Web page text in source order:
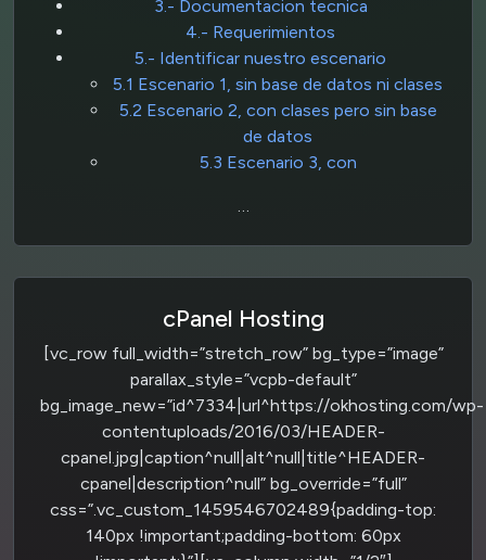
3.- Documentacion tecnica
4.- Requerimientos
5.- Identificar nuestro escenario
5.1 Escenario 1, sin base de datos ni clases
5.2 Escenario 2, con clases pero sin base
de datos
5.3 Escenario 3, con
…
cPanel Hosting
[vc_row full_width=”stretch_row” bg_type=”image”
parallax_style=”vcpb-default”
bg_image_new=”id^7334|url^https://okhosting.com/wp-
contentuploads/2016/03/HEADER-
cpanel.jpg|caption^null|alt^null|title^HEADER-
cpanel|description^null” bg_override=”full”
css=”.vc_custom_1459546702489{padding-top:
140px !important;padding-bottom: 60px